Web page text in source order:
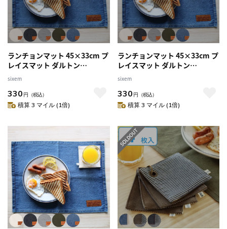
ランチョンマット 45×33cm プ
レイスマット ダルトン
DULTON （ プレースマット コ
ョン マット 布 ナチュラル テー
ブルコーデ ） 【デニム】
sixem
330 円 （税込）
積算 3 マイル (1倍)
ランチョンマット 45×33cm プ
レイスマット ダルトン
DULTON （ プレースマット コ
ョン マット 布 ナチュラル テー
ブルコーデ ） 【ヒッコリース
sixem
330 円 （税込）
積算 3 マイル (1倍)